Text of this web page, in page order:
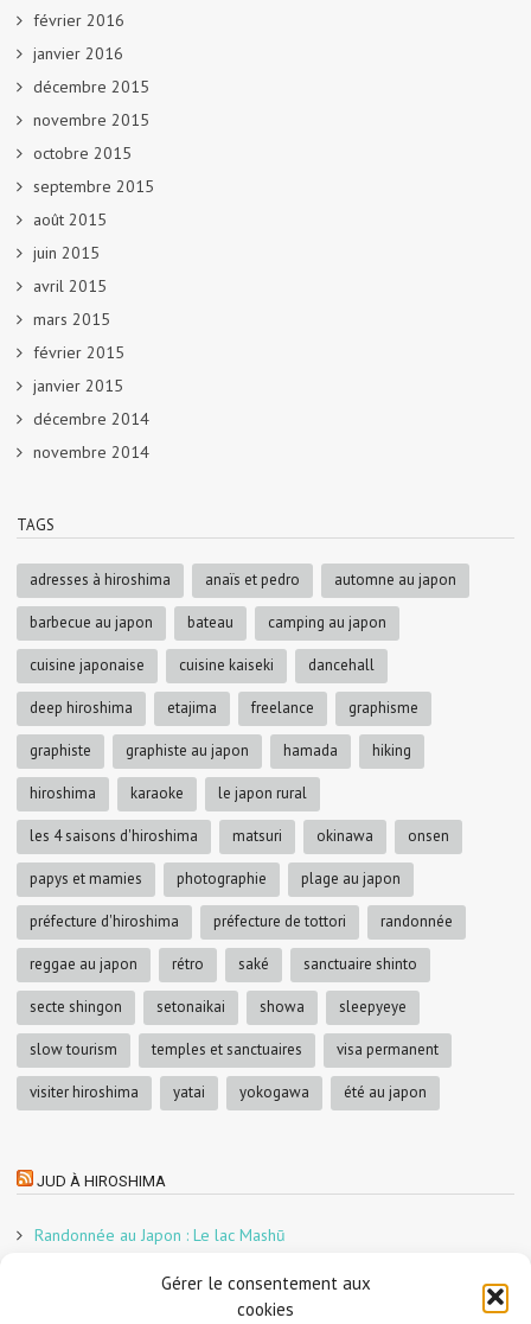
Gérer le consentement aux
cookies
février 2016
janvier 2016
décembre 2015
novembre 2015
octobre 2015
septembre 2015
août 2015
juin 2015
avril 2015
mars 2015
février 2015
janvier 2015
décembre 2014
novembre 2014
TAGS
adresses à hiroshima anaïs et pedro automne au japon
barbecue au japon bateau camping au japon
cuisine japonaise cuisine kaiseki dancehall
deep hiroshima etajima freelance graphisme
graphiste graphiste au japon hamada hiking
hiroshima karaoke le japon rural
les 4 saisons d'hiroshima matsuri okinawa onsen
papys et mamies photographie plage au japon
préfecture d'hiroshima préfecture de tottori randonnée
reggae au japon rétro saké sanctuaire shinto
secte shingon setonaikai showa sleepyeye
slow tourism temples et sanctuaires visa permanent
visiter hiroshima yatai yokogawa été au japon
JUD À HIROSHIMA
Randonnée au Japon : Le lac Mashū
En direct sur Adobe France !